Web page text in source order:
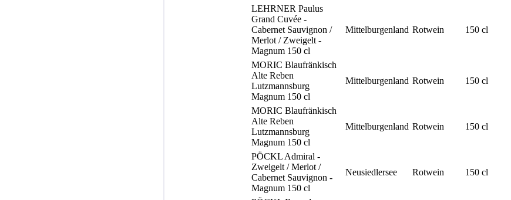
LEHRNER Paulus
Grand Cuvée -
Cabernet Sauvignon /
Merlot / Zweigelt -
Magnum 150 cl
Mittelburgenland Rotwein 150 cl
MORIC Blaufränkisch
Alte Reben
Lutzmannsburg
Magnum 150 cl
Mittelburgenland Rotwein 150 cl
MORIC Blaufränkisch
Alte Reben
Lutzmannsburg
Magnum 150 cl
Mittelburgenland Rotwein 150 cl
PÖCKL Admiral -
Zweigelt / Merlot /
Cabernet Sauvignon -
Magnum 150 cl
Neusiedlersee Rotwein 150 cl